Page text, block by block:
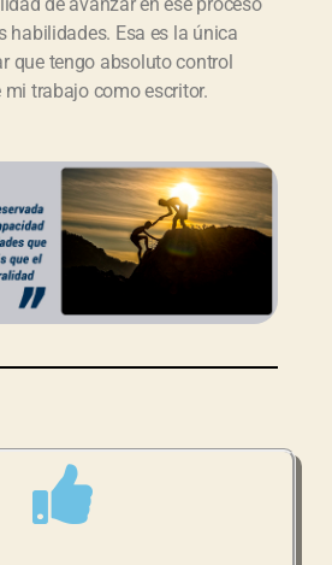
habilidades. Esa es la única
que tengo absoluto control
trabajo como escritor.